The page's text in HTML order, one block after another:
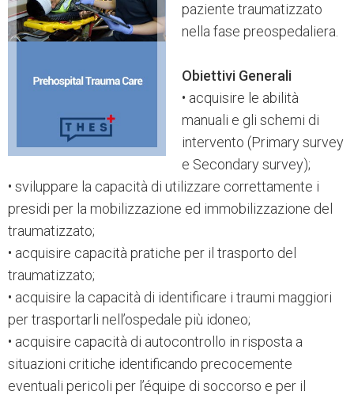
paziente traumatizzato
nella fase preospedaliera.
Obiettivi Generali
• acquisire le abilità
manuali e gli schemi di
intervento (Primary survey
e Secondary survey);
• sviluppare la capacità di utilizzare correttamente i
presidi per la mobilizzazione ed immobilizzazione del
traumatizzato;
• acquisire capacità pratiche per il trasporto del
traumatizzato;
• acquisire la capacità di identificare i traumi maggiori
per trasportarli nell’ospedale più idoneo;
• acquisire capacità di autocontrollo in risposta a
situazioni critiche identificando precocemente
eventuali pericoli per l’équipe di soccorso e per il